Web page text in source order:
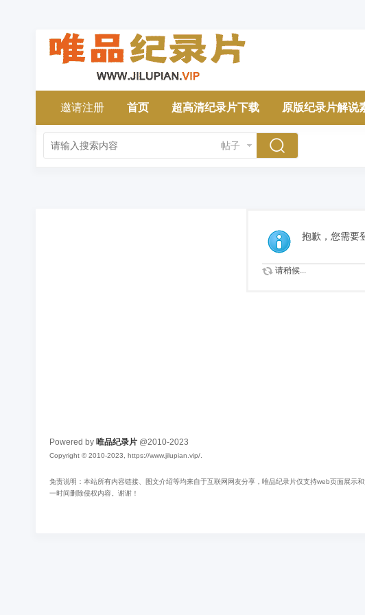
邀请注册 首页 超高清纪录片下载 原版纪录片解说
帖子
抱歉，您需要
请稍候...
Powered by 唯品纪录片 @2010-2023
Copyright © 2010-2023, https://www.jilupian.vip/.
免责说明：本站所有内容链接、图文介绍等均来自于互联网网友分享，唯品纪录片仅支持web页面展
一时间删除侵权内容。谢谢！